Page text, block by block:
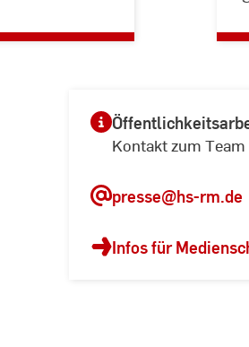
Kontakt zum Team
presse@hs-rm.de
Infos für